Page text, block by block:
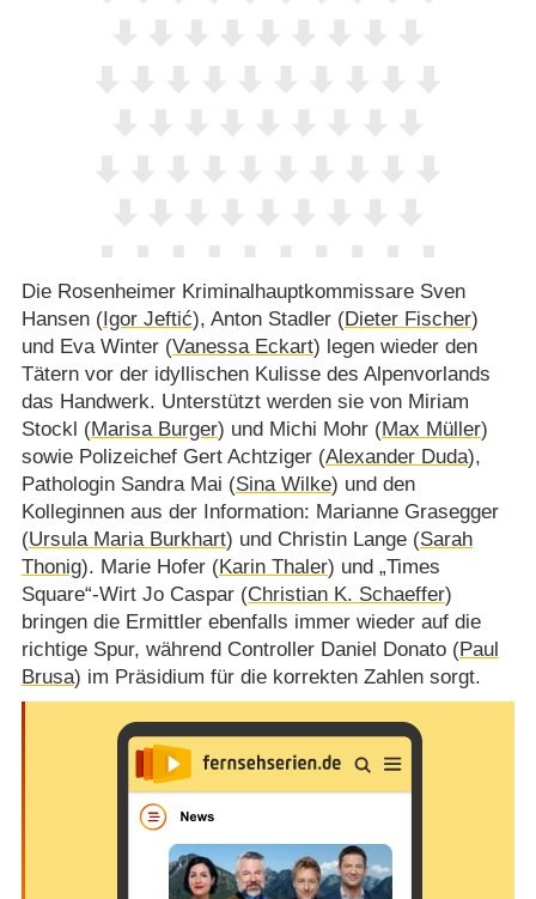
Die Rosenheimer Kriminalhauptkommissare Sven
Hansen (Igor Jeftić), Anton Stadler (Dieter Fischer)
und Eva Winter (Vanessa Eckart) legen wieder den
Tätern vor der idyllischen Kulisse des Alpenvorlands
das Handwerk. Unterstützt werden sie von Miriam
Stockl (Marisa Burger) und Michi Mohr (Max Müller)
sowie Polizeichef Gert Achtziger (Alexander Duda),
Pathologin Sandra Mai (Sina Wilke) und den
Kolleginnen aus der Information: Marianne Grasegger
(Ursula Maria Burkhart) und Christin Lange (Sarah
Thonig). Marie Hofer (Karin Thaler) und „Times
Square“-Wirt Jo Caspar (Christian K. Schaeffer)
bringen die Ermittler ebenfalls immer wieder auf die
richtige Spur, während Controller Daniel Donato (Paul
Brusa) im Präsidium für die korrekten Zahlen sorgt.